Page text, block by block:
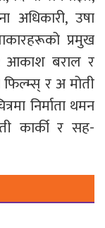
अधिकारी, उषा
प्रमुख
आकाश बराल र
र अ मोती
निर्माता थमन
कार्की र सह-